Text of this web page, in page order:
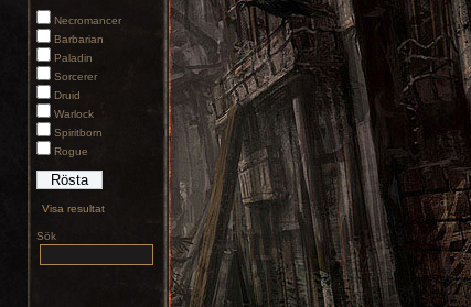
Necromancer
Barbarian
Paladin
Sorcerer
Druid
Warlock
Spiritborn
Rogue
Visa resultat
Sök